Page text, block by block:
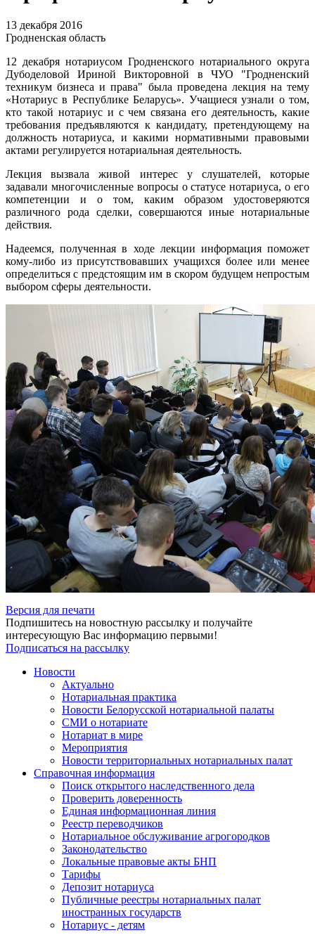
13 декабря 2016
Гродненская область
12 декабря нотариусом Гродненского нотариального округа
Дубоделовой Ириной Викторовной в ЧУО "Гродненский
техникум бизнеса и права" была проведена лекция на тему
«Нотариус в Республике Беларусь». Учащиеся узнали о том,
кто такой нотариус и с чем связана его деятельность, какие
требования предъявляются к кандидату, претендующему на
должность нотариуса, и какими нормативными правовыми
актами регулируется нотариальная деятельность.
Лекция вызвала живой интерес у слушателей, которые
задавали многочисленные вопросы о статусе нотариуса, о его
компетенции и о том, каким образом удостоверяются
различного рода сделки, совершаются иные нотариальные
действия.
Надеемся, полученная в ходе лекции информация поможет
кому-либо из присутствовавших учащихся более или менее
определиться с предстоящим им в скором будущем непростым
выбором сферы деятельности.
Версия для печати
Подпишитесь на новостную рассылку и получайте
интересующую Вас информацию первыми!
Подписаться на рассылку
Новости
Актуально
Нотариальная практика
Новости Белорусской нотариальной палаты
СМИ о нотариате
Нотариат в мире
Мероприятия
Новости территориальных нотариальных палат
Справочная информация
Поиск открытого наследственного дела
Проверить доверенность
Единая информационная линия
Реестр переводчиков
Нотариальное обслуживание агрогородков
Законодательство
Локальные правовые акты БНП
Тарифы
Депозит нотариуса
Публичные реестры нотариальных палат
иностранных государств
Нотариус - детям